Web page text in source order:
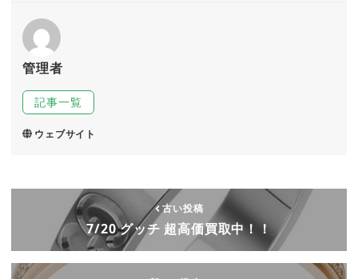
管理者
記事一覧
ウェブサイト
古い投稿
7/20 グッチ 超高価買取中！！